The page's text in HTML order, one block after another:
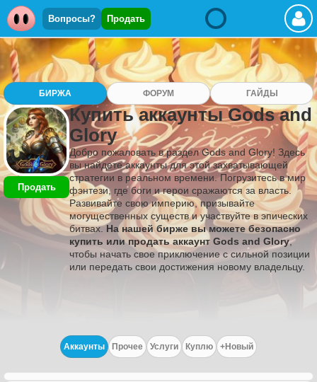
Вопросы? Продать
БИРЖА ФОРУМ ГАЙДЫ
Продать
Купить аккаунты Gods and
Glory
Добро пожаловать в раздел Gods and Glory! Здесь
вы найдете аккаунты для этой захватывающей
стратегии в реальном времени. Погрузитесь в мир
фэнтези, где боги и герои сражаются за власть.
Развивайте свою империю, призывайте
могущественных существ и участвуйте в эпических
битвах.На нашей бирже вы можете безопасно
купить или продать аккаунт Gods and Glory,
чтобы начать свое приключение с сильной позиции
или передать свои достижения новому владельцу.
Аккаунты Прочее Услуги Куплю +Новый